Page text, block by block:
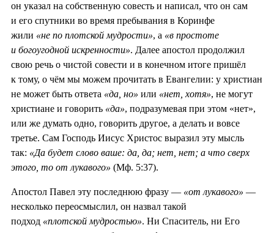
он указал на собственную совесть и написал, что он сам
и его спутники во время пребывания в Коринфе
жили «не по плотской мудрости», а «в простоте
и богоугодной искренности». Далее апостол продолжил
свою речь о чистой совести и в конечном итоге пришёл
к тому, о чём мы можем прочитать в Евангелии: у христиан
не может быть ответа «да, но» или «нет, хотя», не могут
христиане и говорить «да», подразумевая при этом «нет»,
или же думать одно, говорить другое, а делать и вовсе
третье. Сам Господь Иисус Христос выразил эту мысль
так: «Да будет слово ваше: да, да; нет, нет; а что сверх
этого, то от лукавого» (Мф. 5:37).
Апостол Павел эту последнюю фразу — «от лукавого» —
несколько переосмыслил, он назвал такой
подход «плотской мудростью». Ни Спаситель, ни Его